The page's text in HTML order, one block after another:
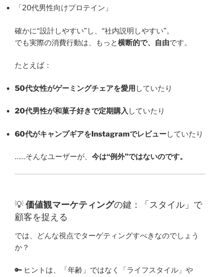
「20代男性向けプロテイン」
確かに“設計しやすい”し、“社内説明しやすい”。
でも実際の消費行動は、もっと横断的で、自由です。
たとえば：
50代女性がゲーミングチェアを愛用 していたり
20代男性が和菓子好きで定期購入 していたり
60代がキャンプギアをInstagramでレビューしていたり
……そんなユーザーが、 今は“例外”ではないのです。
💡価値観マーケティングの鍵：「スタイル」で
顧客を捉える
では、どんな視点でターゲティングすべきなのでしょう
か？
🔑 ヒントは、「年齢」ではなく「ライフスタイル」や